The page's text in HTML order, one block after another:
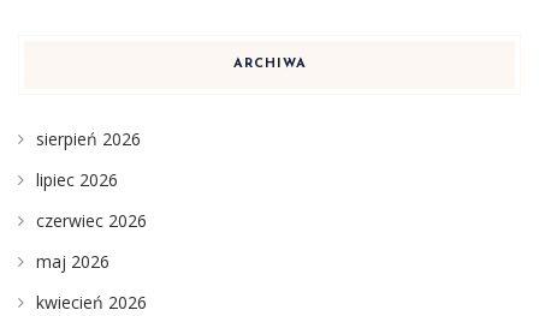
ARCHIWA
sierpień 2026
lipiec 2026
czerwiec 2026
maj 2026
kwiecień 2026